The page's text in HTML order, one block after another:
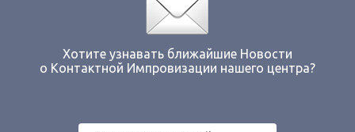
Хотите узнавать ближайшие Новости
о Контактной Импровизации нашего центра?